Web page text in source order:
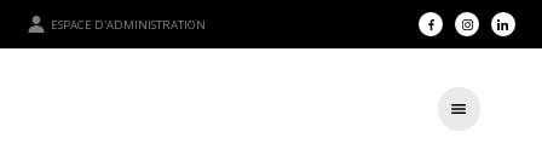
ESPACE D'ADMINISTRATION